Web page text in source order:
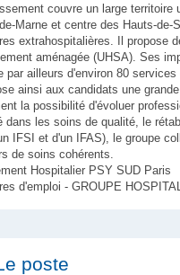
couvre un large
Marne et centre des Hauts-
extrahospitalières. Il propose
aménagée (UHSA). Ses
par ailleurs d'environ 80
ainsi aux candidats une
la possibilité d'évoluer
dans les soins de qualité, le
IFSI et d'un IFAS), le groupe
de soins cohérents.
Hospitalier PSY SUD Paris
d'emploi - GROUPE
poste